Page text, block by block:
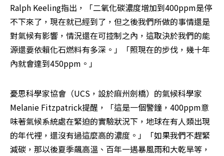
Ralph Keeling指出，「二氧化碳濃度增加到400ppm是停
不下來了，現在就已經到了，但之後我們所做的事情還是
對氣候有影響，情況還在可控制之內，這取決於我們的能
源還要依賴化石燃料有多深。」「照現在的步伐，幾十年
內就會達到450ppm。」
憂思科學家協會（UCS，設於麻州劍橋）的氣候科學家
Melanie Fitzpatrick提醒，「這是一個警鐘，400ppm意
味著氣候系統處在緊迫的實驗狀況下，地球在有人類出現
的年代裡，還沒有過這麼高的濃度。」「如果我們不趕緊
減碳，那以後夏季飆高溫、百年一遇暴風雨和大乾旱等，